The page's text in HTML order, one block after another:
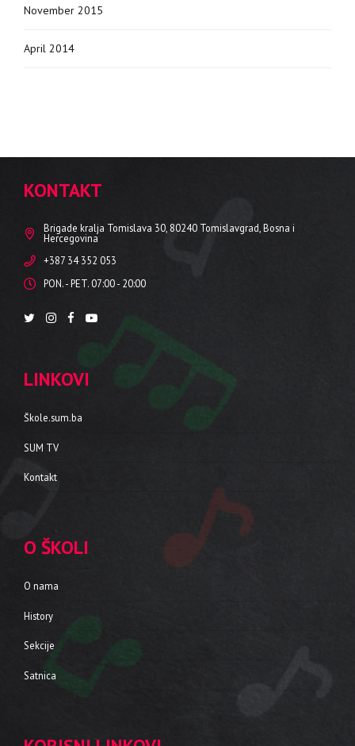
November 2015
April 2014
KONTAKT
Brigade kralja Tomislava 30, 80240 Tomislavgrad, Bosna i
Hercegovina
+387 34 352 053
PON. - PET. 07:00 - 20:00
LINKOVI
Škole.sum.ba
SUM TV
Kontakt
O ŠKOLI
O nama
History
Sekcije
Satnica